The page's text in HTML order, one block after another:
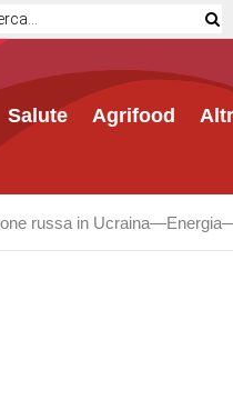
Salute Agrifood
russa in Ucraina Energia